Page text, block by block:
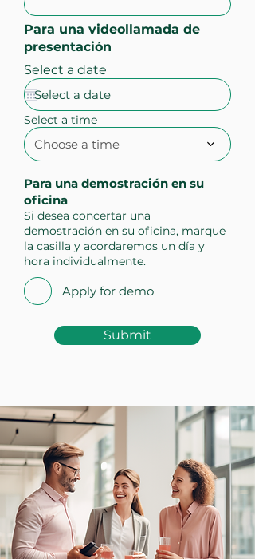
Para una videollamada de
presentación
Select a date
Select a time
Choose a time
Para una demostración en su
oficina
Si desea concertar una
demostración en su oficina, marque
la casilla y acordaremos un día y
hora individualmente.
Apply for demo
Submit